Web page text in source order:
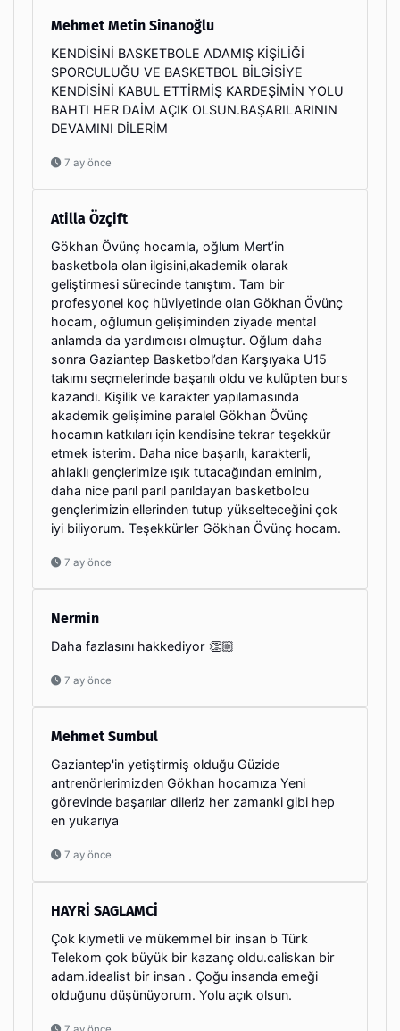
Mehmet Metin Sinanoğlu
KENDİSİNİ BASKETBOLE ADAMIŞ KİŞİLİĞİ
SPORCULUĞU VE BASKETBOL BİLGİSİYE
KENDİSİNİ KABUL ETTİRMİŞ KARDEŞİMİN YOLU
BAHTI HER DAİM AÇIK OLSUN.BAŞARILARININ
DEVAMINI DİLERİM
7 ay önce
Atilla Özçift
Gökhan Övünç hocamla, oğlum Mert’in
basketbola olan ilgisini,akademik olarak
geliştirmesi sürecinde tanıştım. Tam bir
profesyonel koç hüviyetinde olan Gökhan Övünç
hocam, oğlumun gelişiminden ziyade mental
anlamda da yardımcısı olmuştur. Oğlum daha
sonra Gaziantep Basketbol’dan Karşıyaka U15
takımı seçmelerinde başarılı oldu ve kulüpten burs
kazandı. Kişilik ve karakter yapılamasında
akademik gelişimine paralel Gökhan Övünç
hocamın katkıları için kendisine tekrar teşekkür
etmek isterim. Daha nice başarılı, karakterli,
ahlaklı gençlerimize ışık tutacağından eminim,
daha nice parıl parıl parıldayan basketbolcu
gençlerimizin ellerinden tutup yükselteceğini çok
iyi biliyorum. Teşekkürler Gökhan Övünç hocam.
7 ay önce
Nermin
Daha fazlasını hakkediyor 👏🏼
7 ay önce
Mehmet Sumbul
Gaziantep'in yetiştirmiş olduğu Güzide
antrenörlerimizden Gökhan hocamıza Yeni
görevinde başarılar dileriz her zamanki gibi hep
en yukarıya
7 ay önce
HAYRİ SAGLAMCİ
Çok kıymetli ve mükemmel bir insan b Türk
Telekom çok büyük bir kazanç oldu.caliskan bir
adam.idealist bir insan . Çoğu insanda emeği
olduğunu düşünüyorum. Yolu açık olsun.